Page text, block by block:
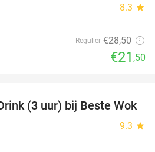
8.3 star
Regulier €28,50
€21 ,50
20%
(3 uur) bij Beste Wok
9.3 star